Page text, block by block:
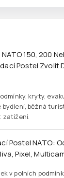
150, 200
Postel Zvolit
kryty,
bydlení, běžná
zatížení.
Postel NATO:
Pixel,
v polních